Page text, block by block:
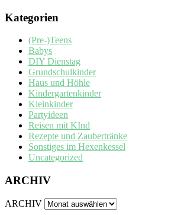
Kategorien
(Pre-)Teens
Babys
DIY Dienstag
Grundschulkinder
Haus und Höhle
Kindergartenkinder
Kleinkinder
Partyideen
Reisen mit KInd
Rezepte und Zaubertränke
Sonstiges im Hexenkessel
Uncategorized
ARCHIV
ARCHIV